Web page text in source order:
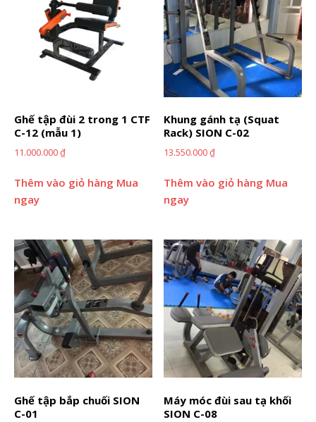
Ghế tập đùi 2 trong 1 CTF
C-12 (mẫu 1)
11.000.000₫
Thêm vào giỏ hàng Mua
ngay
Khung gánh tạ (Squat
Rack) SION C-02
13.550.000₫
Thêm vào giỏ hàng Mua
ngay
Ghế tập bắp chuối SION
C-01
Máy móc đùi sau tạ khối
SION C-08